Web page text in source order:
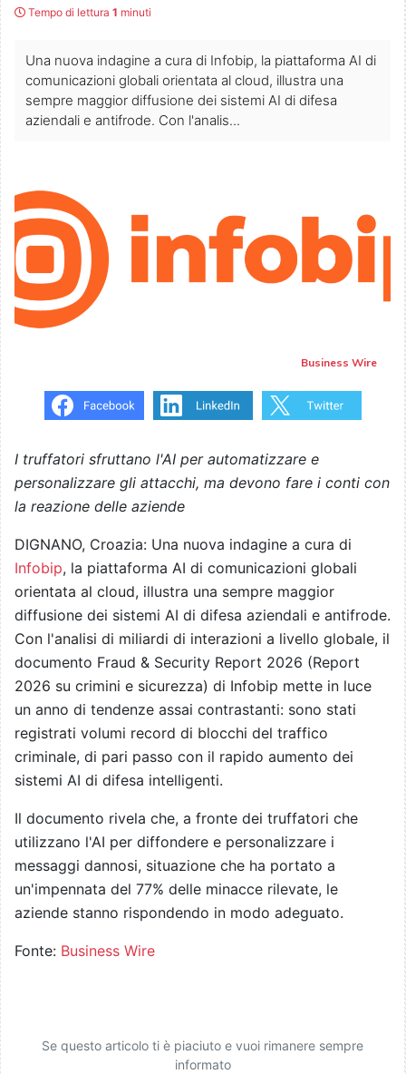
Tempo di lettura 1 minuti
Una nuova indagine a cura di Infobip, la piattaforma AI di
comunicazioni globali orientata al cloud, illustra una
sempre maggior diffusione dei sistemi AI di difesa
aziendali e antifrode. Con l'analis...
Business Wire
I truffatori sfruttano l'AI per automatizzare e
personalizzare gli attacchi, ma devono fare i conti con
la reazione delle aziende
DIGNANO, Croazia: Una nuova indagine a cura di
Infobip, la piattaforma AI di comunicazioni globali
orientata al cloud, illustra una sempre maggior
diffusione dei sistemi AI di difesa aziendali e antifrode.
Con l'analisi di miliardi di interazioni a livello globale, il
documento Fraud & Security Report 2026 (Report
2026 su crimini e sicurezza) di Infobip mette in luce
un anno di tendenze assai contrastanti: sono stati
registrati volumi record di blocchi del traffico
criminale, di pari passo con il rapido aumento dei
sistemi AI di difesa intelligenti.
Il documento rivela che, a fronte dei truffatori che
utilizzano l'AI per diffondere e personalizzare i
messaggi dannosi, situazione che ha portato a
un'impennata del 77% delle minacce rilevate, le
aziende stanno rispondendo in modo adeguato.
Fonte: Business Wire
Se questo articolo ti è piaciuto e vuoi rimanere sempre
informato